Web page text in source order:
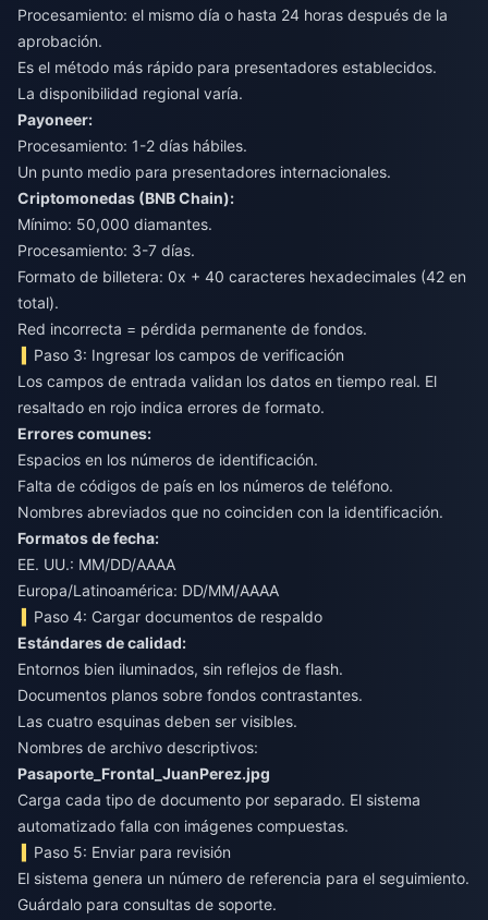
Procesamiento: el mismo día o hasta 24 horas después de la
aprobación.
Es el método más rápido para presentadores establecidos.
La disponibilidad regional varía.
Payoneer:
Procesamiento: 1-2 días hábiles.
Un punto medio para presentadores internacionales.
Criptomonedas (BNB Chain):
Mínimo: 50,000 diamantes.
Procesamiento: 3-7 días.
Formato de billetera: 0x + 40 caracteres hexadecimales (42 en
total).
Red incorrecta = pérdida permanente de fondos.
Paso 3: Ingresar los campos de verificación
Los campos de entrada validan los datos en tiempo real. El
resaltado en rojo indica errores de formato.
Errores comunes:
Espacios en los números de identificación.
Falta de códigos de país en los números de teléfono.
Nombres abreviados que no coinciden con la identificación.
Formatos de fecha:
EE. UU.: MM/DD/AAAA
Europa/Latinoamérica: DD/MM/AAAA
Paso 4: Cargar documentos de respaldo
Estándares de calidad:
Entornos bien iluminados, sin reflejos de flash.
Documentos planos sobre fondos contrastantes.
Las cuatro esquinas deben ser visibles.
Nombres de archivo descriptivos:
Pasaporte_Frontal_JuanPerez.jpg
Carga cada tipo de documento por separado. El sistema
automatizado falla con imágenes compuestas.
Paso 5: Enviar para revisión
El sistema genera un número de referencia para el seguimiento.
Guárdalo para consultas de soporte.